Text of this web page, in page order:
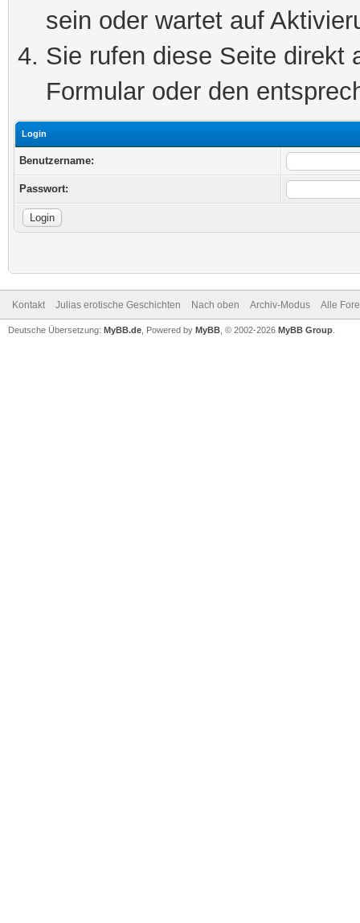
sein oder wartet auf
Sie rufen diese Seite direkt
Formular oder den
Login
Benutzername:
Passwort:
Kontakt Julias erotische Geschichten Nach oben Archiv-Modus Alle
Deutsche Übersetzung: MyBB.de , Powered by MyBB , © 2002-2026 MyBB Group